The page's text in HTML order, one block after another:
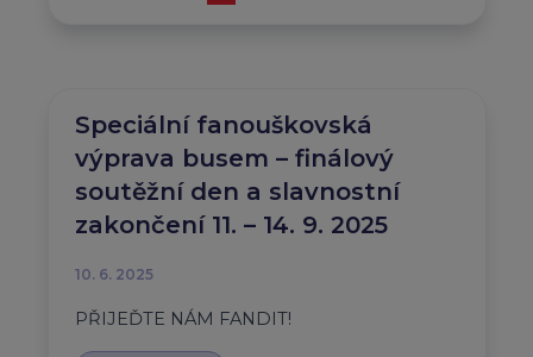
Speciální fanouškovská
výprava busem – finálový
soutěžní den a slavnostní
zakončení 11. – 14. 9. 2025
10. 6. 2025
PŘIJEĎTE NÁM FANDIT!